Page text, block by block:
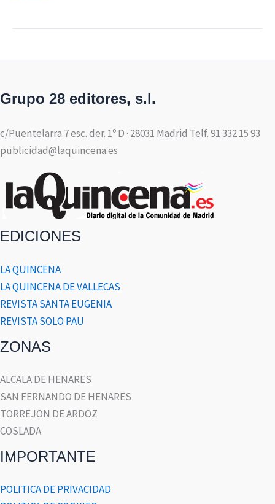
Grupo 28 editores, s.l.
c/Puentelarra 7 esc. der. 1º D · 28031 Madrid Telf. 91 332 15 93
publicidad@laquincena.es
EDICIONES
LA QUINCENA
LA QUINCENA DE VALLECAS
REVISTA SANTA EUGENIA
REVISTA SOLO PAU
ZONAS
ALCALA DE HENARES
SAN FERNANDO DE HENARES
TORREJON DE ARDOZ
COSLADA
IMPORTANTE
POLITICA DE PRIVACIDAD